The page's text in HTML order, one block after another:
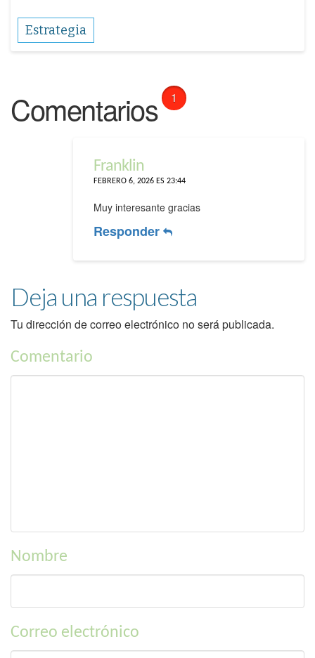
Estrategia
Comentarios 1
Franklin
FEBRERO 6, 2026 ES 23:44
Muy interesante gracias
Responder
Deja una respuesta
Tu dirección de correo electrónico no será publicada.
Comentario
Nombre
Correo electrónico